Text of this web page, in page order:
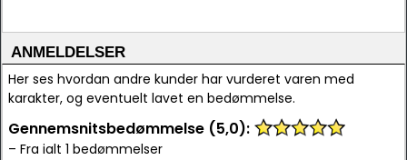
ANMELDELSER
Her ses hvordan andre kunder har vurderet varen med
karakter, og eventuelt lavet en bedømmelse.
Gennemsnitsbedømmelse (5,0):
– Fra ialt 1 bedømmelser